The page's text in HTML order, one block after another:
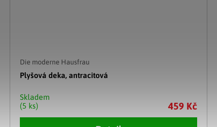
Die moderne Hausfrau
Plyšová deka, antracitová
Skladem
(5 ks)
459 Kč